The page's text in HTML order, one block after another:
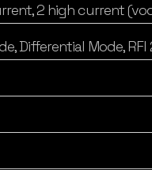
2 high current
Differential Mode,